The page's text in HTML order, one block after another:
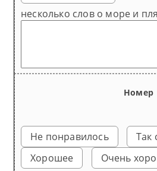
несколько слов о море и
Номер
Не понравилось
Так
Хорошее
Очень